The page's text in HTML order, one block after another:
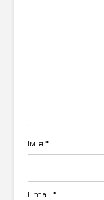
Ім'я *
Email *